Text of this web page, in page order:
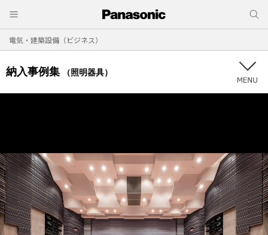
電気・建築設備（ビジネス）
納入事例集 （照明器具）